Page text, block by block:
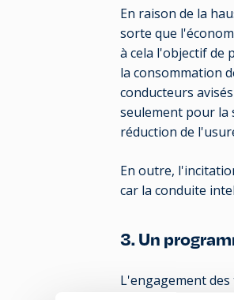
En raison de la
sorte que
à cela l'objectif de
la consommation
conducteurs
seulement pour la
réduction de
En outre,
car la conduite
3. Un
L'engagement